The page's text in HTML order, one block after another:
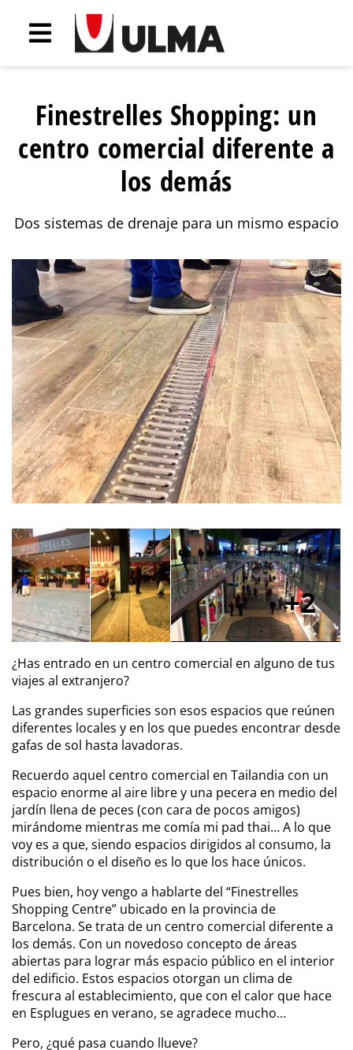
Finestrelles Shopping: un
centro comercial diferente a
los demás
Dos sistemas de drenaje para un mismo espacio
2
¿Has entrado en un centro comercial en alguno de tus
viajes al extranjero?
Las grandes superficies son esos espacios que reúnen
diferentes locales y en los que puedes encontrar desde
gafas de sol hasta lavadoras.
Recuerdo aquel centro comercial en Tailandia con un
espacio enorme al aire libre y una pecera en medio del
jardín llena de peces (con cara de pocos amigos)
mirándome mientras me comía mi pad thai… A lo que
voy es a que, siendo espacios dirigidos al consumo, la
distribución o el diseño es lo que los hace únicos.
Pues bien, hoy vengo a hablarte del “Finestrelles
Shopping Centre” ubicado en la provincia de
Barcelona. Se trata de un centro comercial diferente a
los demás. Con un novedoso concepto de áreas
abiertas para lograr más espacio público en el interior
del edificio. Estos espacios otorgan un clima de
frescura al establecimiento, que con el calor que hace
en Esplugues en verano, se agradece mucho…
Pero, ¿qué pasa cuando llueve?